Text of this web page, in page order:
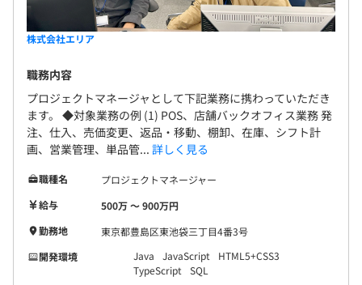
株式会社エリア
職務内容
プロジェクトマネージャとして下記業務に携わっていただき
ます。 ◆対象業務の例 (1) POS、店舗バックオフィス業務 発
注、仕入、売価変更、返品・移動、棚卸、在庫、シフト計
画、営業管理、単品管... 詳しく見る
職種名
プロジェクトマネージャー
給与
500万 〜 900万円
勤務地
東京都豊島区東池袋三丁目4番3号
開発環境
Java JavaScript
HTML5+CSS3
TypeScript
SQL